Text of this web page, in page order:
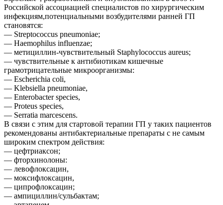
Российской ассоциацией специалистов по хирургическим
инфекциям,потенциальными возбудителями ранней ГП
становятся:
— Streptococcus pneumoniae;
— Haemophilus influenzae;
— метициллин-чувствительный Staphylococcus aureus;
— чувствительные к антибиотикам кишечные
грамотрицательные микроорганизмы:
— Escherichia coli,
— Klebsiella pneumoniae,
— Enterobacter species,
— Proteus species,
— Serratia marcescens.
В связи с этим для стартовой терапии ГП у таких пациентов
рекомендованы антибактериальные препараты с не самым
широким спектром действия:
— цефтриаксон;
— фторхинолоны:
— левофлоксацин,
— моксифлоксацин,
— ципрофлоксацин;
— ампициллин/сульбактам;